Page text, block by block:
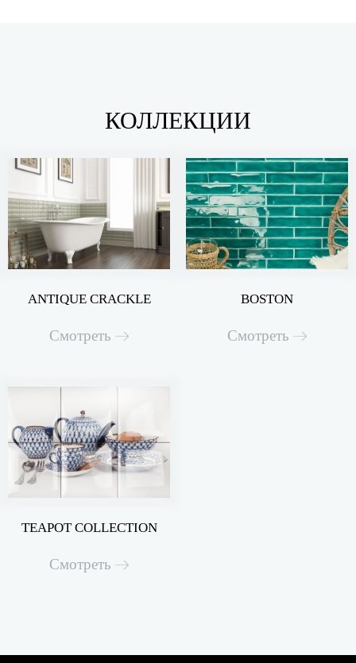
КОЛЛЕКЦИИ
ANTIQUE CRACKLE
Смотреть
BOSTON
Смотреть
TEAPOT COLLECTION
Смотреть